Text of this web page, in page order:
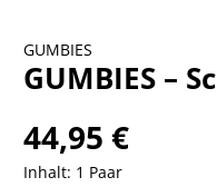
GUMBIES
GUMBIES –
44,95 €
Inhalt: 1 Paar